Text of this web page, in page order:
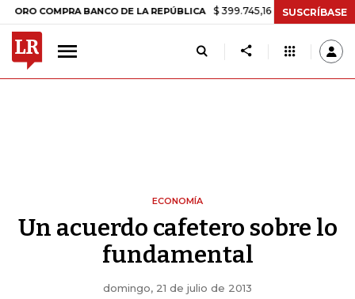
BANCO DE LA REPÚBLICA $ 399.745,16 +$ 2.295,71 +0,58%
SUSCRÍBASE
ECONOMÍA
Un acuerdo cafetero sobre lo
fundamental
domingo, 21 de julio de 2013